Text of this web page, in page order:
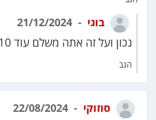
בוגי
נכון ועל זה אתה משלם עוד 10 אלף ש״ח
הגב
סוזוקי